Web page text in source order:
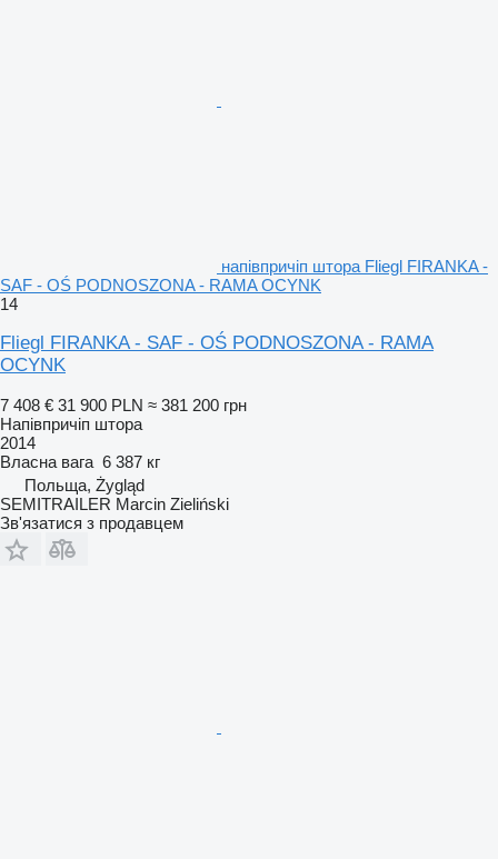
напівпричіп штора Fliegl FIRANKA -
SAF - OŚ PODNOSZONA - RAMA OCYNK
14
Fliegl FIRANKA - SAF - OŚ PODNOSZONA - RAMA
OCYNK
7 408 € 31 900 PLN ≈ 381 200 грн
Напівпричіп штора
2014
Власна вага 6 387 кг
Польща, Żygląd
SEMITRAILER Marcin Zieliński
Зв'язатися з продавцем